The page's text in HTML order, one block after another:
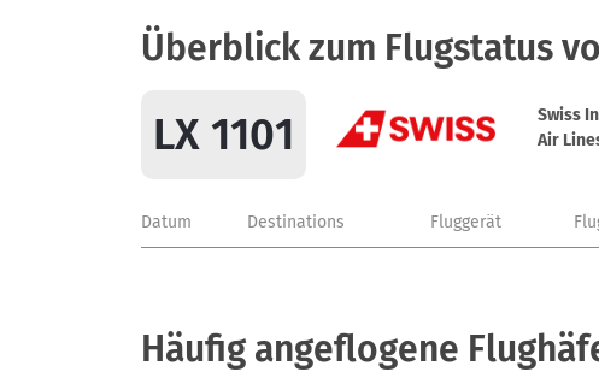
Überblick zum Flugstatus
LX 1101
Swiss
Air
Datum Destinations Fluggerät
Häufig angeflogene